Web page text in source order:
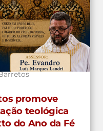
promove
teológica
do Ano da Fé